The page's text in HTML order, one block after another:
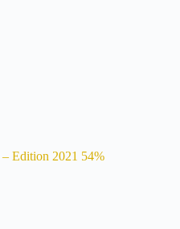
Edition 2021 54%